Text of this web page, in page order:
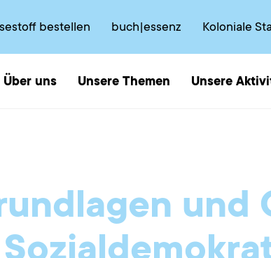
Über uns Unsere Themen Unsere
bestellen buch|essenz Koloniale
und